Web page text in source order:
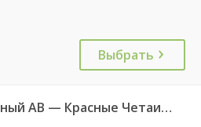
Выбрать
Чебоксары Пригородный АВ — Красные Четаи с. ДКП ч/з Аликово с. ДКП 753